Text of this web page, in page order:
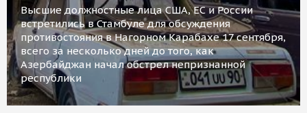
Высшие должностные лица США, ЕС и России
встретились в Стамбуле для обсуждения
противостояния в Нагорном Карабахе 17 сентября,
всего за несколько дней до того, как
Азербайджан начал обстрел непризнанной
республики